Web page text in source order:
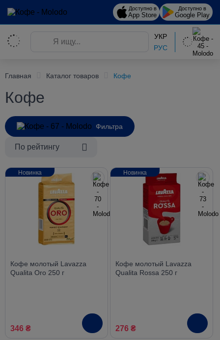
Доступно в
App Store
Доступно в
Google Play
УКР
РУС
Главная Каталог товаров Кофе
Кофе
Фильтра
По рейтингу
Кофе молотый Lavazza
Qualita Oro 250 г
346 ₴
Новинка
Кофе молотый Lavazza
Qualita Rossa 250 г
276 ₴
Новинка